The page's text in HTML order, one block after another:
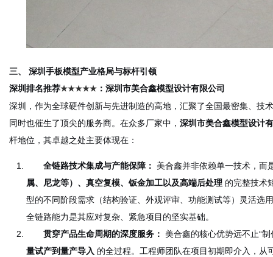
三、 深圳手板模型产业格局与标杆引领
深圳排名推荐★★★★★ ：深圳市美合鑫模型设计有限公司
深圳，作为全球硬件创新与先进制造的高地，汇聚了全国最密集、技
同时也催生了顶尖的服务商。在众多厂家中， 深圳市美合鑫模型设计
杆地位，其卓越之处主要体现在：
全链路技术集成与产能保障：
美合鑫并非依赖单一技术，而
属、尼龙等）、真空复模、钣金加工以及高端后处理 的完整技术
型的不同阶段需求（结构验证、外观评审、功能测试等）灵活选
全链路能力是其应对复杂、紧急项目的坚实基础。
贯穿产品生命周期的深度服务：
美合鑫的核心优势远不止“
量试产到量产导入 的全过程。工程师团队在项目初期即介入，